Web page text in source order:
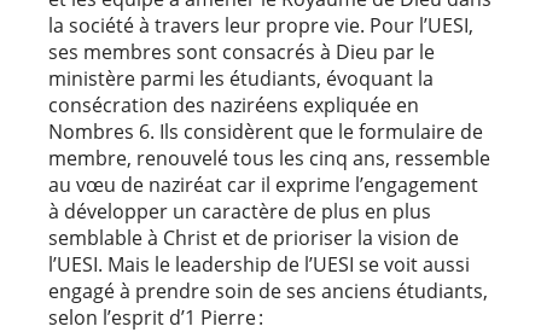
la société à travers leur propre vie. Pour l’UESI,
ses membres sont consacrés à Dieu par le
ministère parmi les étudiants, évoquant la
consécration des naziréens expliquée en
Nombres 6. Ils considèrent que le formulaire de
membre, renouvelé tous les cinq ans, ressemble
au vœu de naziréat car il exprime l’engagement
à développer un caractère de plus en plus
semblable à Christ et de prioriser la vision de
l’UESI. Mais le leadership de l’UESI se voit aussi
engagé à prendre soin de ses anciens étudiants,
selon l’esprit d’1 Pierre :